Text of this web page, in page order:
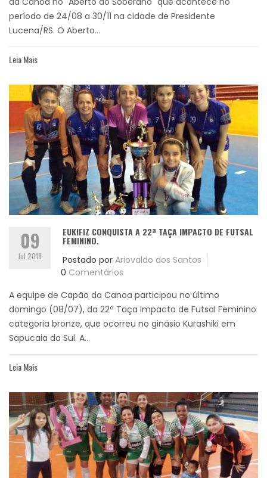
período de 24/08 a 30/11 na cidade de Presidente
Lucena/RS. O Aberto...
Leia Mais
09
Jul 2018
EUKIFIZ CONQUISTA A 22ª TAÇA IMPACTO DE FUTSAL
FEMININO.
Postado por Ariovaldo dos Santos
0 Comentários
A equipe de Capão da Canoa participou no último
domingo (08/07), da 22ª Taça Impacto de Futsal Feminino
categoria bronze, que ocorreu no ginásio Kurashiki em
Sapucaia do Sul. A...
Leia Mais